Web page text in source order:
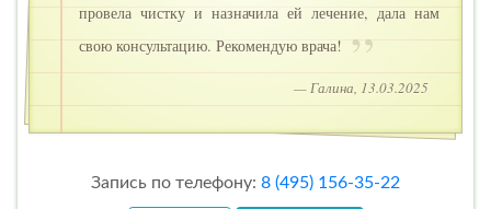
провела чистку и назначила ей лечение, дала нам
свою консультацию. Рекомендую врача!
— Галина, 13.03.2025
Запись по телефону: 8 (495) 156-35-22